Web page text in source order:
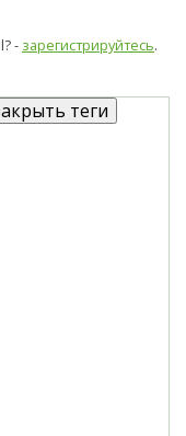
- зарегистрируйтесь.